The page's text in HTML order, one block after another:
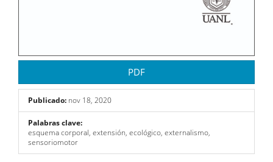
PDF
Publicado: nov 18, 2020
Palabras clave:
esquema corporal, extensión, ecológico, externalismo,
sensoriomotor